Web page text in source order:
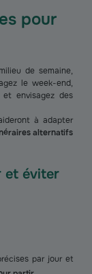
pour
de semaine,
le week-end,
envisagez des
à adapter
alternatifs
et éviter
par jour et